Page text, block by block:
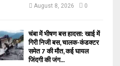
August 8, 2026 0
चंबा में भीषण बस हादसा: खाई में
गिरी निजी बस, चालक-कंडक्टर
समेत 7 की मौत, कई घायल
जिंदगी की जंग...